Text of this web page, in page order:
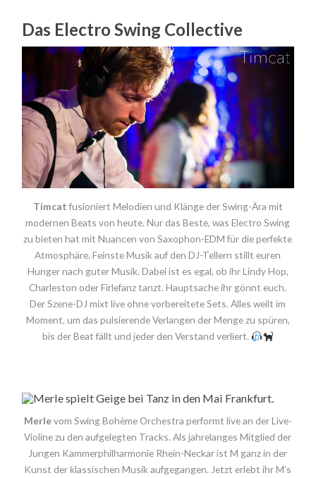
Das Electro Swing Collective
Timcatfusioniert Melodien und Klänge der Swing-Ära mit
modernen Beats von heute. Nur das Beste, was Electro Swing
zu bieten hat mit Nuancen von Saxophon-EDM für die perfekte
Atmosphäre. Feinste Musik auf den DJ-Tellern stillt euren
Hunger nach guter Musik. Dabei ist es egal, ob ihr Lindy Hop,
Charleston oder Firlefanz tanzt. Hauptsache ihr gönnt euch.
Der Szene-DJ mixt live ohne vorbereitete Sets. Alles weilt im
Moment, um das pulsierende Verlangen der Menge zu spüren,
bis der Beat fällt und jeder den Verstand verliert.
Merlevom Swing Bohème Orchestra performt live an der Live-
Violine zu den aufgelegten Tracks. Als jahrelanges Mitglied der
Jungen Kammerphilharmonie Rhein-Neckar ist M ganz in der
Kunst der klassischen Musik aufgegangen. Jetzt erlebt ihr M’s